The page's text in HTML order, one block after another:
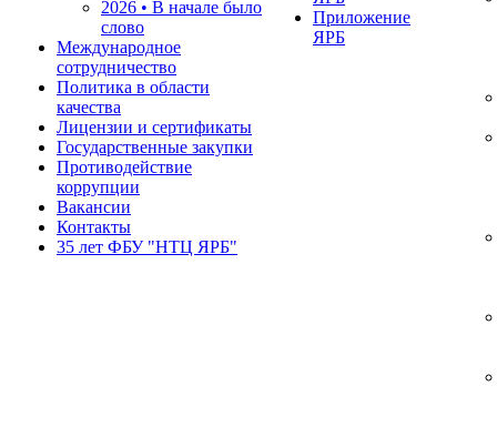
2026 • В начале было
слово
Международное
сотрудничество
Политика в области
качества
Лицензии и сертификаты
Государственные закупки
Противодействие
коррупции
Вакансии
Контакты
35 лет ФБУ "НТЦ ЯРБ"
Приложение
ЯРБ